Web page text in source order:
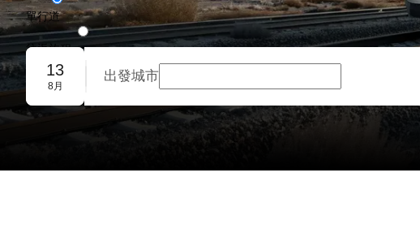
單行道
往返旅程
團體預訂
13
8月
出發城市